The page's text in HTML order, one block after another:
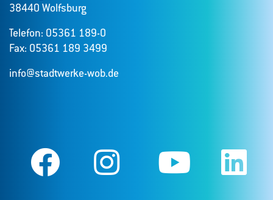
38440 Wolfsburg
Telefon: 05361 189-0
Fax: 05361 189 3499
info@stadtwerke-wob.de